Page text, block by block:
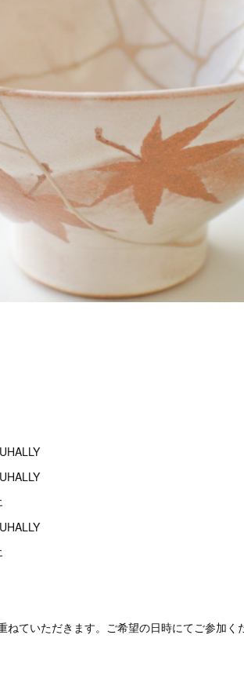
ていただきます。ご希望の日時にてご参加く